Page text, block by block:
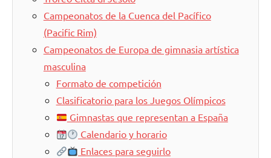
Campeonatos de la Cuenca del Pacífico
(Pacific Rim)
Campeonatos de Europa de gimnasia artística
masculina
Formato de competición
Clasificatorio para los Juegos Olímpicos
Gimnastas que representan a España
Calendario y horario
Enlaces para seguirlo